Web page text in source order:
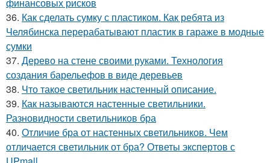
36. Как сделать сумку с пластиком. Как ребята из
Челябинска перерабатывают пластик в гараже в модные
сумки
37. Дерево на стене своими руками. Технология
создания барельефов в виде деревьев
38. Что такое светильник настенный описание.
39. Как называются настенные светильники.
Разновидности светильников бра
40. Отличие бра от настенных светильников. Чем
отличается светильник от бра? Ответы экспертов с